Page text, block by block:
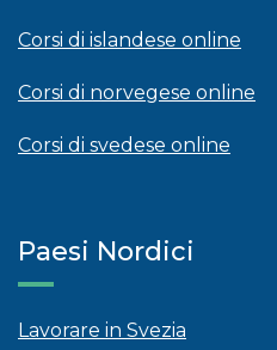
Corsi di islandese online
Corsi di norvegese online
Corsi di svedese online
Paesi Nordici
Lavorare in Svezia